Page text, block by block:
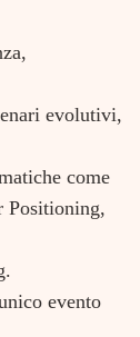
evolutivi,
come
Positioning,
evento